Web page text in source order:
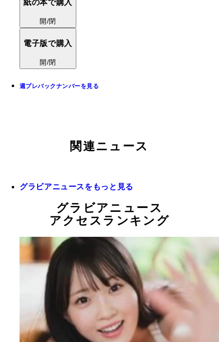
紙の本で購入
開/閉
電子版で購入
開/閉
週プレバックナンバーを見る
関連ニュース
グラビアニュースをもっと見る
グラビアニュース
アクセスランキング